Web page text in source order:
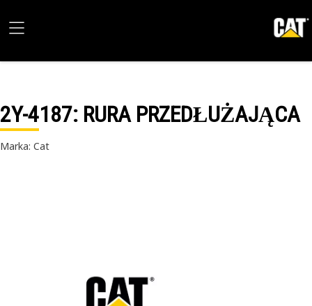
2Y-4187: RURA PRZEDŁUŻAJĄCA
Marka: Cat